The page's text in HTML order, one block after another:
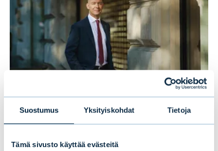
Suostumus Yksityiskohdat Tietoja
Tämä sivusto käyttää evästeitä
Puolivälikatsaus 2026:
Nousumarkkina jatkuu, mutta